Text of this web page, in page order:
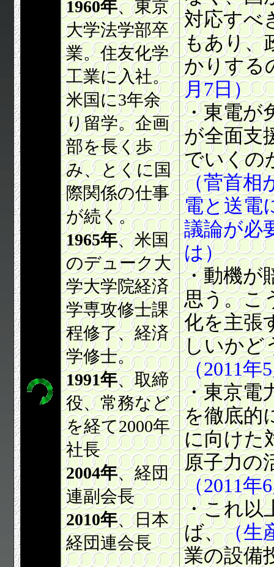
1960年、東京
大学法学部卒
業。住友化学
工業に入社。
米国に3年余
り留学。企画
部を長く歩
み、とくに国
際関係の仕事
が続く。
1965年、米国
のデューク大
学大学院経済
学専攻修士課
程修了、経済
学修士。
1991年、取締
役、常務など
を経て2000年
社長
2004年、経団
連副会長
2010年、日本
経団連会長
対応すべ
もあり、
かりする
月7日）
・東電が
が全面支
でいくの
（菅首相
電と送電
議論が必
は）
・動機が
思う。こ
化を主張
しいかど
（2011年
・東京電
を徹底的
に向けた
原子力の
（2011年
・これ以
ば、（生
業の設備